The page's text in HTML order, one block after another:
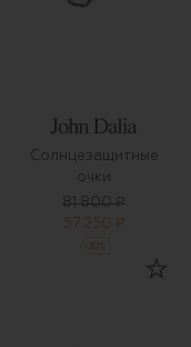
Солнцезащитные
очки
81 800 ₽
57 250 ₽
%